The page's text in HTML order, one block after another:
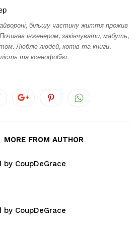
більшу частину життя прожив
Починав інженером, закінчувати, мабуть,
Люблю людей, котів та книги.
та ксенофобію.
MORE FROM AUTHOR
by CoupDeGrace
by CoupDeGrace